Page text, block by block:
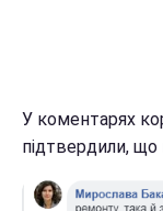
У коментарях
підтвердили, що